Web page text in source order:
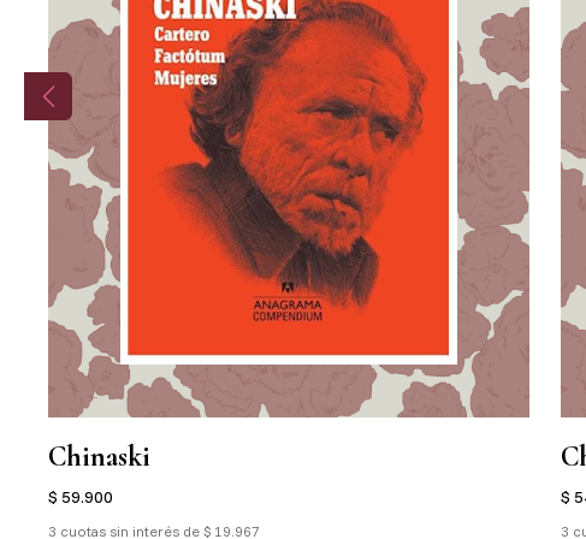
Chinaski
$ 59.900
3 cuotas sin interés de $ 19.967
$
3